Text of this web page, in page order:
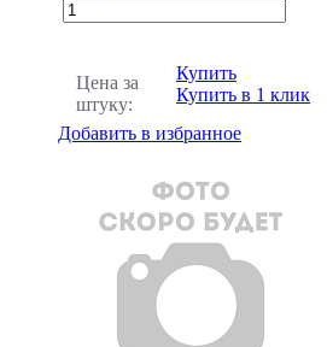
Цена за
штуку:
Купить
Купить в 1 клик
Добавить в избранное